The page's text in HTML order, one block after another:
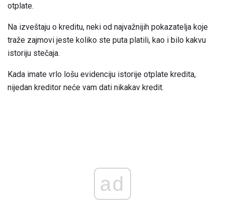
otplate.
Na izveštaju o kreditu, neki od najvažnijih pokazatelja koje
traže zajmovi jeste koliko ste puta platili, kao i bilo kakvu
istoriju stečaja.
Kada imate vrlo lošu evidenciju istorije otplate kredita,
nijedan kreditor neće vam dati nikakav kredit.
ad